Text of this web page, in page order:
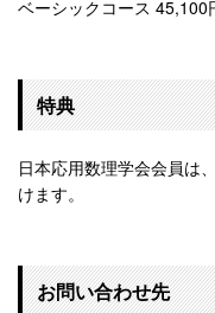
ベーシックコース 45,100
特典
日本応用数理学会会員は
けます。
お問い合わせ先